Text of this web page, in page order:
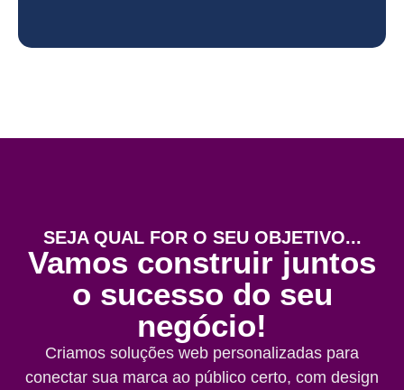
SEJA QUAL FOR O SEU OBJETIVO...
Vamos construir juntos
o sucesso do seu
negócio!
Criamos soluções web personalizadas para
conectar sua marca ao público certo, com design